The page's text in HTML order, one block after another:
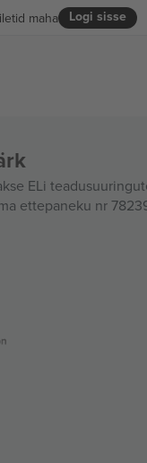
Logi sisse
maha
ELi
ettepaneku nr